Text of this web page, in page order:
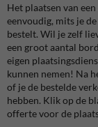
Het plaatsen van
eenvoudig, mits je
bestelt. Wil je zelf
een groot aantal
eigen
kunnen nemen! Na
of je de bestelde
hebben. Klik op de
offerte voor de